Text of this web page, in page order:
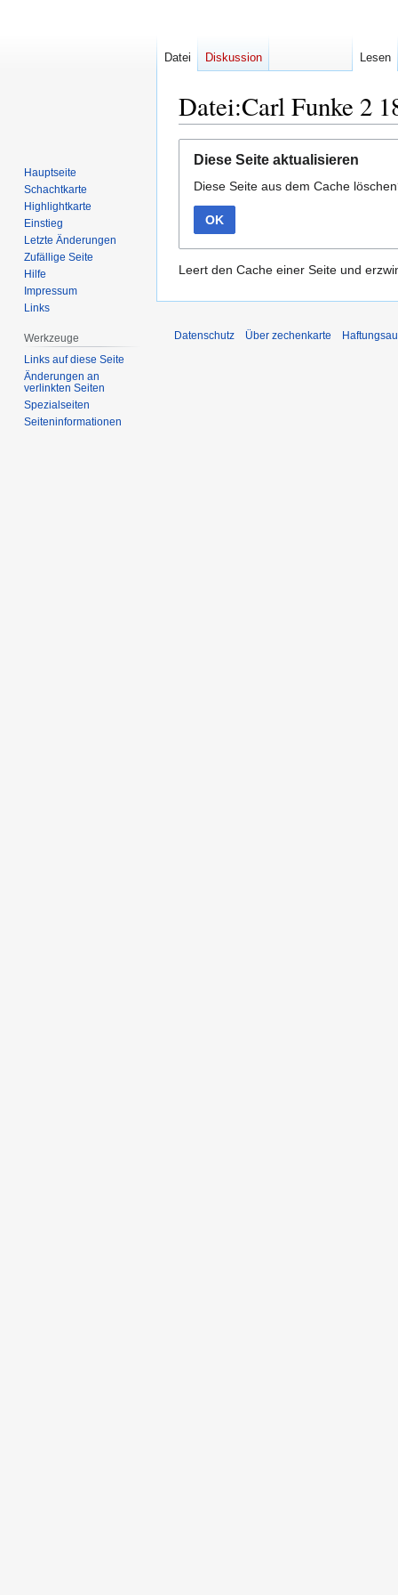
Datei:Carl Funke 2
Navigation
springen
Suche
springen
Diese Seite aktualisieren
Diese Seite aus dem Cache
OK
Leert den Cache einer Seite und
Datei Diskussion Lesen
Hauptseite
Schachtkarte
Highlightkarte
Einstieg
Letzte Änderungen
Zufällige Seite
Hilfe
Impressum
Links
Werkzeuge
Links auf diese Seite
Änderungen an
verlinkten Seiten
Spezialseiten
Seiten­­informationen
Datenschutz Über zechenkarte